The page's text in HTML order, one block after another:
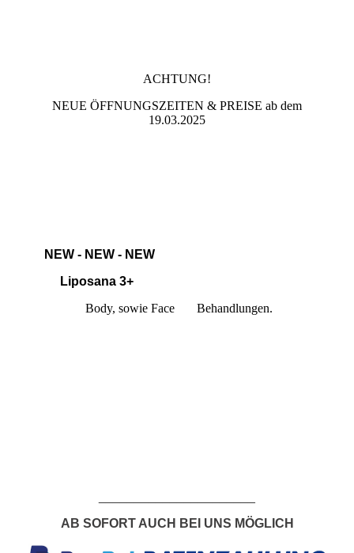
ACHTUNG!
NEUE ÖFFNUNGSZEITEN & PREISE ab dem
19.03.2025
NEW - NEW - NEW
Liposana 3+
Body, sowie Face Behandlungen.
AB SOFORT AUCH BEI UNS MÖGLICH